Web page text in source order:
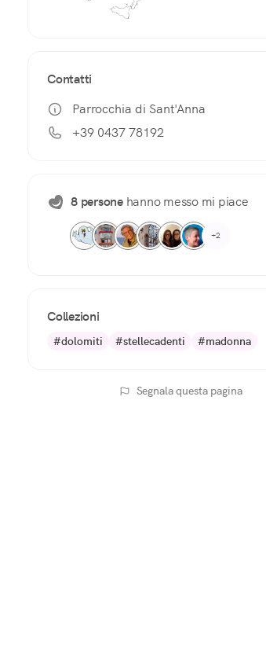
Contatti
Parrocchia di Sant'Anna
+39 0437 78192
8 personehanno messo mi piace
+2
Collezioni
#dolomiti #stellecadenti #madonna
Segnala questa pagina